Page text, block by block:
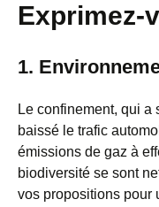
Exprimez-
1.
Le confinement, qui a
baissé le trafic
émissions de gaz à
biodiversité se sont
vos propositions pour